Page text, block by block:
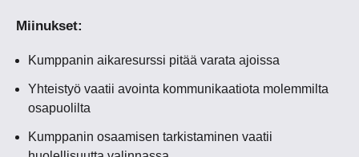
Miinukset:
Kumppanin aikaresurssi pitää varata ajoissa
Yhteistyö vaatii avointa kommunikaatiota molemmilta
osapuolilta
Kumppanin osaamisen tarkistaminen vaatii